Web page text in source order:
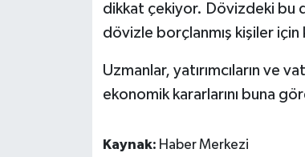
dikkat çekiyor. Dövizdeki bu
dövizle borçlanmış kişiler
Uzmanlar, yatırımcıların ve
ekonomik kararlarını buna
Kaynak: Haber Merkezi